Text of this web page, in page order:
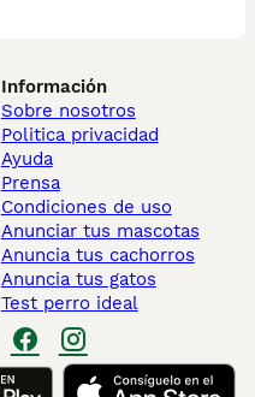
Información
Sobre nosotros
Politica privacidad
Ayuda
Prensa
Condiciones de uso
Anunciar tus mascotas
Anuncia tus cachorros
Anuncia tus gatos
Test perro ideal